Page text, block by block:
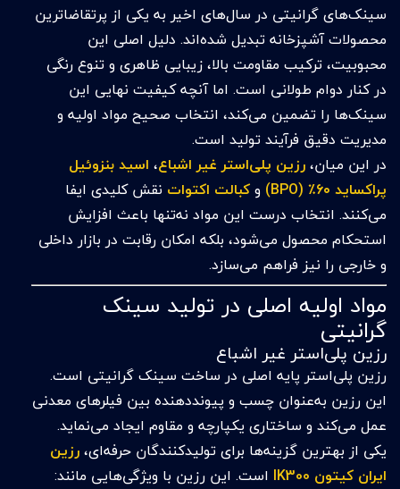
سینک‌های گرانیتی در سال‌های اخیر به یکی از پرتقاضاترین
محصولات آشپزخانه تبدیل شده‌اند. دلیل اصلی این
محبوبیت، ترکیب مقاومت بالا، زیبایی ظاهری و تنوع رنگی
در کنار دوام طولانی است. اما آنچه کیفیت نهایی این
سینک‌ها را تضمین می‌کند، انتخاب صحیح مواد اولیه و
مدیریت دقیق فرآیند تولید است.
در این میان،رزین پلی‌استر غیر اشباع، اسید بنزوئیل
پراکساید ۶۰٪ (BPO)
وکبالت اکتوات نقش کلیدی ایفا
می‌کنند. انتخاب درست این مواد نه‌تنها باعث افزایش
استحکام محصول می‌شود، بلکه امکان رقابت در بازار داخلی
و خارجی را نیز فراهم می‌سازد.
مواد اولیه اصلی در تولید سینک
گرانیتی
رزین پلی‌استر غیر اشباع
رزین پلی‌استر پایه اصلی در ساخت سینک گرانیتی است.
این رزین به‌عنوان چسب و پیونددهنده بین فیلرهای معدنی
عمل می‌کند و ساختاری یکپارچه و مقاوم ایجاد می‌نماید.
یکی از بهترین گزینه‌ها برای تولیدکنندگان حرفه‌ای،رزین
ایران کیتون IK300
است. این رزین با ویژگی‌هایی مانند: